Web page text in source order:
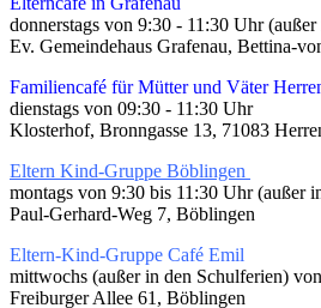
donnerstags von 9:30 - 11:30 Uhr
Ev. Gemeindehaus Grafenau, Bettina-
Familiencafé für Mütter und Väter
dienstags von 09:30 - 11:30 Uhr
Klosterhof, Bronngasse 13, 71083
Eltern Kind-Gruppe Böblingen
montags von 9:30 bis 11:30 Uhr (außer
Paul-Gerhard-Weg 7, Böblingen
Eltern-Kind-Gruppe Café Emil
mittwochs (außer in den Schulferien)
Freiburger Allee 61, Böblingen